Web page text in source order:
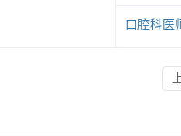
口腔科医